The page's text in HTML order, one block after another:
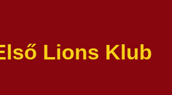
Lions Klub